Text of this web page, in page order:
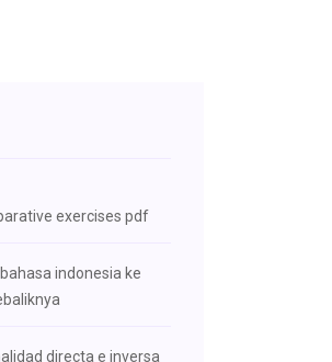
exercises pdf
indonesia ke
directa e inversa